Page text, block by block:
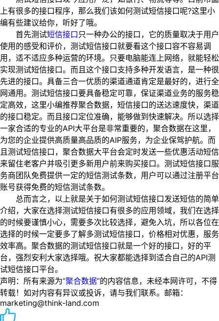
上有很多的接口程序，那么我们该如何测试短信接口呢?这里小
编有些建议给你，听好了哦。
首先测试短信接口 只一种办公的接口，它的质量取决于用户
使用的感受和评价，测试短信接口就要看这个接口容不容易调
用，适不适应多种运营的环境。只要电脑能连上网络，就能轻松
实现测试短信接口。而且这个接口支持多种开发语言，是一种很
先进的接口。具备三合一优质的渠道通道肯定是最好的，进行全
网通用。测试短信接口要具备稳定可靠，保证渠道业务的服务稳
定高效，这里小编推荐聚合数据，短信接口的送达速度快，渠道
的接口稳定。而且接口定位准确，能够做到快速解决。所以选择
一家合适的专业的API大平台是非常重要的，聚合数据在这里，
为您的企业提供高质量高品质的AIP服务，为企业保驾护航。而
且测试短信接口，聚合数据大平台会定时发送一些优惠活动短信
来留住老客户并吸引更多新用户前来购买接口。测试短信接口服
务商团队免费提供一定的短信测试条数，用户可以通过注册平台
账号获得免费的短信测试条数。
总而言之，以上就是关于如何测试短信接口发送短信的简单
介绍，大家在选择测试短信接口有很多的应用领域，我们在选择
的时候要谨慎小心，需要多次比较选择，避免入坑，所以各位在
选择的时候一定要多了解多测试短信接口，价格相对优惠，服务
效率高。聚合数据的测试短信接口就是一个好的接口，好的平
台，强烈安利大家选择哦。祝大家都能选择到适合自己的API测
试短信接口平台。
声明：所有来源为“聚合数据”的内容信息，未经本网许可，不得
转载！如对内容有异议或投诉，请与我们联系。邮箱：
marketing@think-land.com